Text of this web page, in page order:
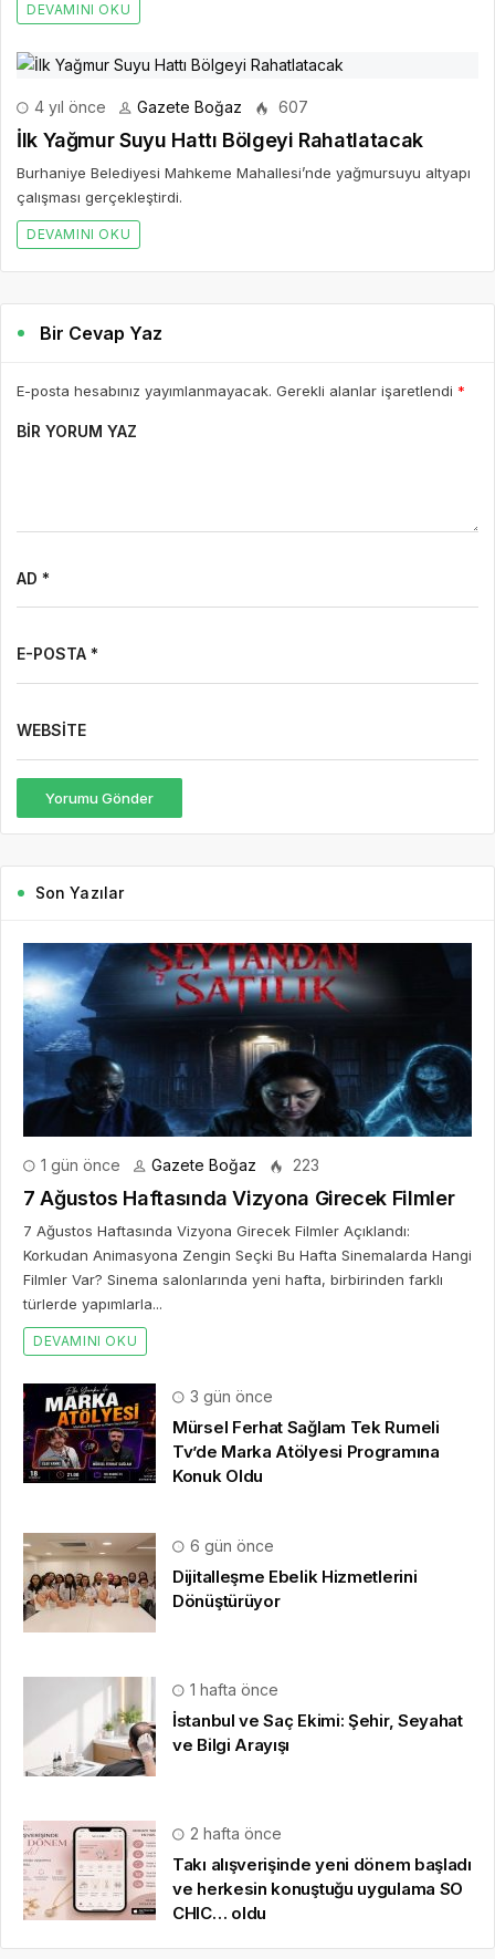
DEVAMINI OKU
4 yıl önce Gazete Boğaz 607
İlk Yağmur Suyu Hattı Bölgeyi Rahatlatacak
Burhaniye Belediyesi Mahkeme Mahallesi’nde yağmursuyu altyapı
çalışması gerçekleştirdi.
DEVAMINI OKU
Bir Cevap Yaz
E-posta hesabınız yayımlanmayacak. Gerekli alanlar işaretlendi *
BIR YORUM YAZ
AD *
E-POSTA *
WEBSITE
Yorumu Gönder
Son Yazılar
1 gün önce Gazete Boğaz 223
7 Ağustos Haftasında Vizyona Girecek Filmler
7 Ağustos Haftasında Vizyona Girecek Filmler Açıklandı:
Korkudan Animasyona Zengin Seçki Bu Hafta Sinemalarda Hangi
Filmler Var? Sinema salonlarında yeni hafta, birbirinden farklı
türlerde yapımlarla...
DEVAMINI OKU
3 gün önce
Mürsel Ferhat Sağlam Tek Rumeli
Tv’de Marka Atölyesi Programına
Konuk Oldu
6 gün önce
Dijitalleşme Ebelik Hizmetlerini
Dönüştürüyor
1 hafta önce
İstanbul ve Saç Ekimi: Şehir, Seyahat
ve Bilgi Arayışı
2 hafta önce
Takı alışverişinde yeni dönem başladı
ve herkesin konuştuğu uygulama SO
CHIC… oldu